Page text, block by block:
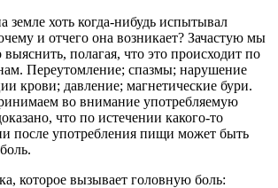
земле хоть когда-нибудь испытывал
и отчего она возникает? Зачастую мы
полагая, что это происходит по
Переутомление; спазмы; нарушение
крови; давление; магнетические бури.
во внимание употребляемую
что по истечении какого-то
после употребления пищи может быть
которое вызывает головную боль: